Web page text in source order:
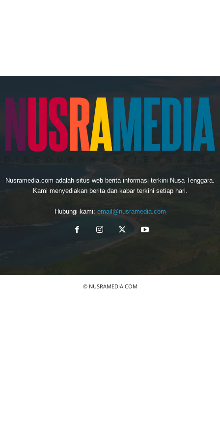
Nusramedia.com adalah situs web berita informasi terkini Nusa Tenggara.
Kami menyediakan berita dan kabar terkini setiap hari.
Hubungi kami: email@nusramedia.com
© NUSRAMEDIA.COM